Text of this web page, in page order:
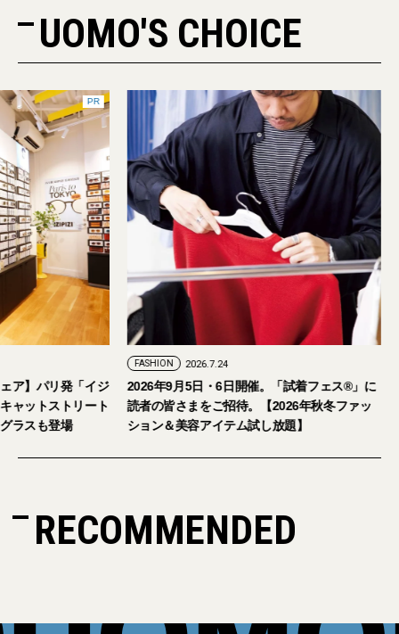
UOMO'S CHOICE
PR
ア】パリ発「イジ
ャットストリート
ラスも登場
FASHION 2026.7.24
2026年9月5日・6日開催。「試着フェス®︎」に
読者の皆さまをご招待。【2026年秋冬ファッ
ション＆美容アイテム試し放題】
RECOMMENDED